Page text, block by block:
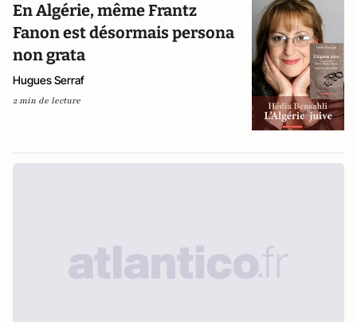
En Algérie, même Frantz
Fanon est désormais persona
non grata
Hugues Serraf
2 min de lecture